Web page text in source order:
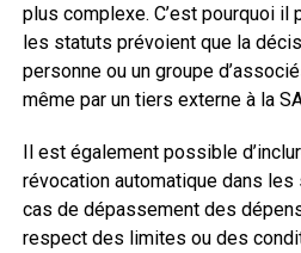
plus complexe. C’est pourquoi il
les statuts prévoient que la
personne ou un groupe
même par un tiers externe à la
Il est également possible
révocation automatique dans
cas de dépassement des
respect des limites ou des